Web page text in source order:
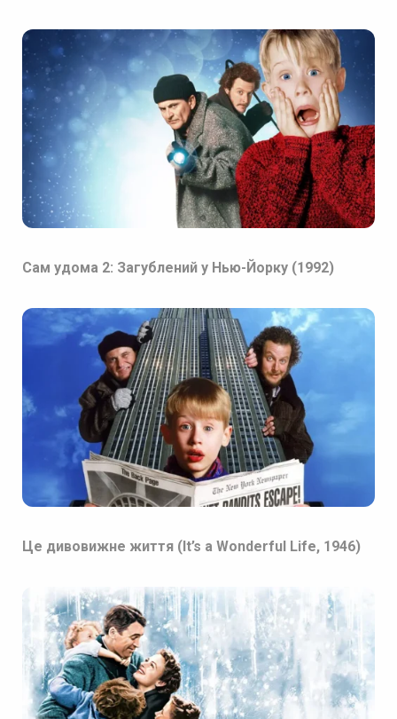
Сам удома 2: Загублений у Нью-Йорку (1992)
Це дивовижне життя (It’s a Wonderful Life, 1946)